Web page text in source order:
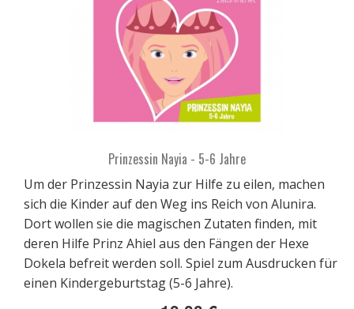
Prinzessin Nayia - 5-6 Jahre
Um der Prinzessin Nayia zur Hilfe zu eilen, machen
sich die Kinder auf den Weg ins Reich von Alunira.
Dort wollen sie die magischen Zutaten finden, mit
deren Hilfe Prinz Ahiel aus den Fängen der Hexe
Dokela befreit werden soll. Spiel zum Ausdrucken für
einen Kindergeburtstag (5-6 Jahre).